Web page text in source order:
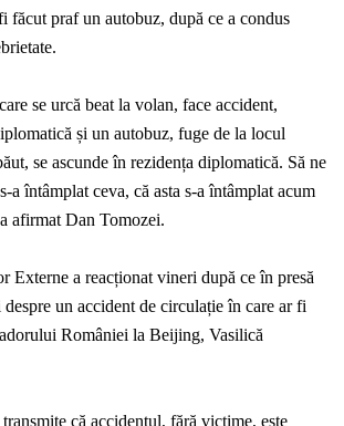
făcut praf un autobuz, după ce a condus
se urcă beat la volan, face accident,
și un autobuz, fuge de la locul
se ascunde în rezidența diplomatică. Să ne
a întâmplat ceva, că asta s-a întâmplat acum
afirmat Dan Tomozei.
Externe a reacționat vineri după ce în presă
un accident de circulație în care ar fi
României la Beijing, Vasilică
că accidentul, fără victime, este